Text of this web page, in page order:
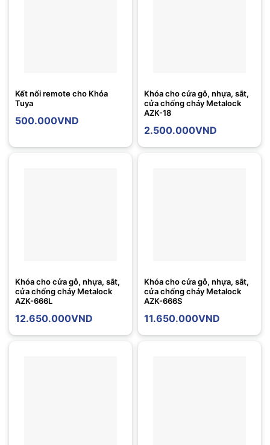
Kết nối remote cho Khóa
Tuya
500.000VND
Khóa cho cửa gỗ, nhựa, sắt,
cửa chống cháy Metalock
AZK-18
2.500.000VND
Khóa cho cửa gỗ, nhựa, sắt,
cửa chống cháy Metalock
AZK-666L
12.650.000VND
Khóa cho cửa gỗ, nhựa, sắt,
cửa chống cháy Metalock
AZK-666S
11.650.000VND